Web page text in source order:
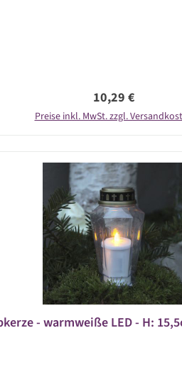
Regulärer Preis:
10,29 €
Preise inkl. MwSt. zzgl.
- warmweiße LED - H: